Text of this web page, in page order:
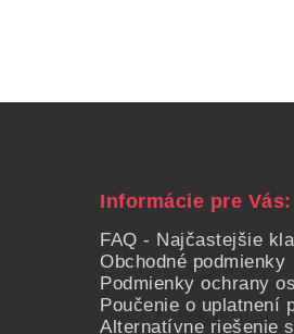
Informácie pre Vás:
FAQ - Najčastejšie
Obchodné podmienky
Podmienky ochrany
Poučenie o uplatnení
Alternatívne riešenie